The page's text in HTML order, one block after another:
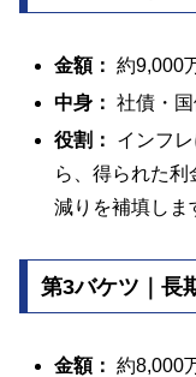
金額： 約9,000
中身： 社債・
役割：
インフ
ら、得られた
減りを補填しま
第3バケツ｜長
金額： 約8,000